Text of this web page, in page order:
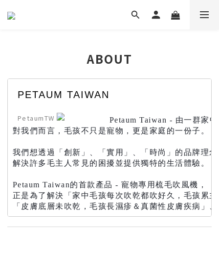
ABOUT
PETAUM TAIWAN
PetaumTW
Petaum Taiwan - 由一群家
對我們而言，毛孩不只是寵物，更是家庭的一份子。
我們想透過「創新」、「實用」、「時尚」的品牌理
解決許多毛主人常見的困擾並提供獨特的生活體驗。
Petaum Taiwan的首款產品 - 寵物專用梳毛吹風機，
正是為了解決「家中毛孩每次吹乾都吹好久，毛孩累
「皮膚底層未吹乾，毛孩長濕疹＆真菌性皮膚疾病」